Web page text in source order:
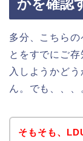
かを確認
多分、こちら
とをすでにご
入しようかど
ん。でも、、、
そもそも、